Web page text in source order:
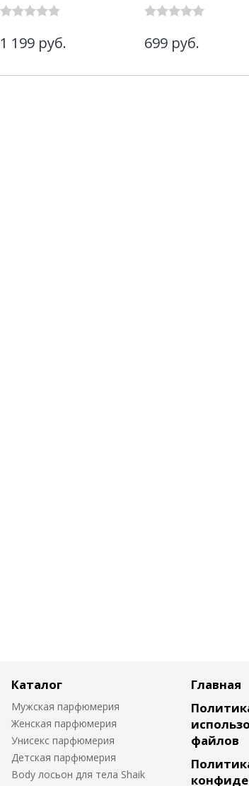
1 199 руб. 699 руб.
Каталог
Мужская парфюмерия
Женская парфюмерия
Унисекс парфюмерия
Детская парфюмерия
Body лосьон для тела Shaik
Главная
файлов